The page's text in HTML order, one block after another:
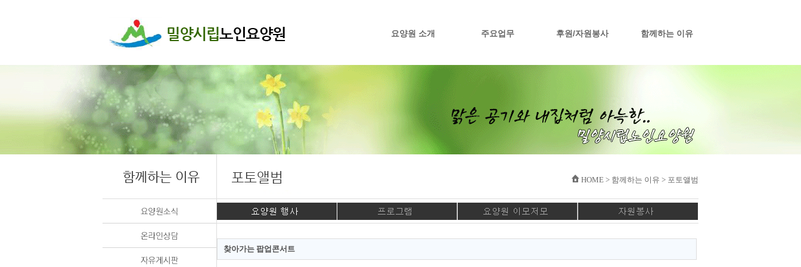
요양원 소개 주요업무 후원/자원봉사 함께하는 이유
HOME > 함께하는 이유 > 포토앨범
찾아가는 팝업콘서트